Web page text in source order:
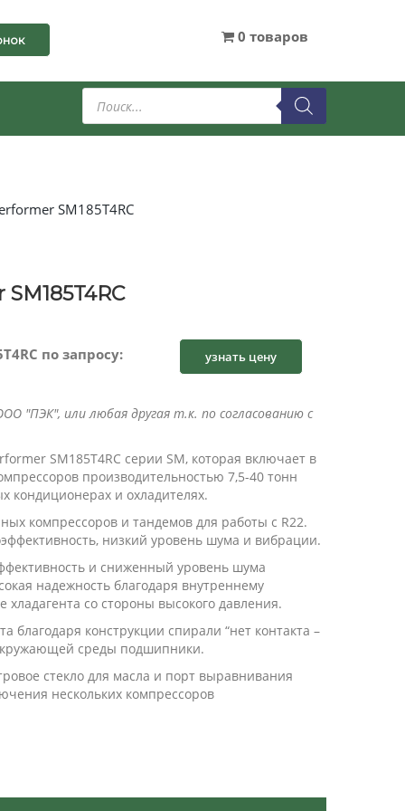
0 товаров
Поиск
товаров
SM185T4RC
по запросу: узнать цену
"ПЭК", или любая другая т.к. по согласованию с
SM185T4RC серии SM, которая включает в
производительностью 7,5-40 тонн
и охладителях.
компрессоров и тандемов для работы с R22.
низкий уровень шума и вибрации.
и сниженный уровень шума
надежность благодаря внутреннему
со стороны высокого давления.
благодаря конструкции спирали “нет контакта –
среды подшипники.
стекло для масла и порт выравнивания
нескольких компрессоров